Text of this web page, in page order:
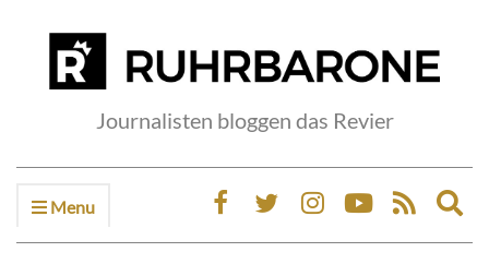
Journalisten bloggen das Revier
Menu